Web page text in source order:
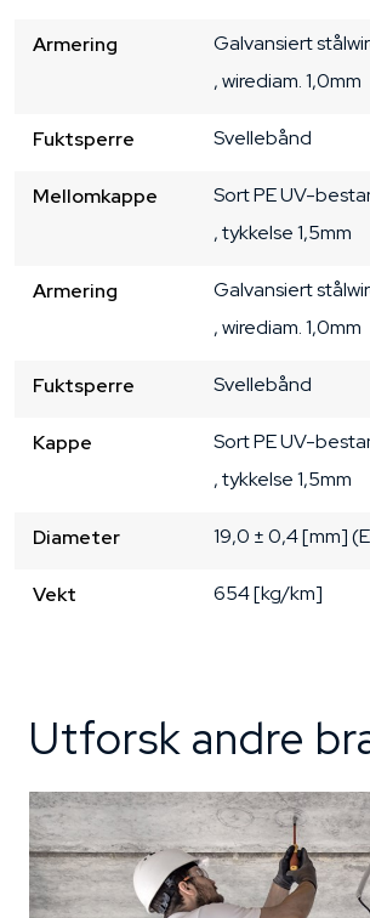
Armering
Galvansiert
, wirediam. 1,0mm
Fuktsperre Svellebånd
Mellomkappe SortPEUV-
, tykkelse 1,5mm
Armering
Galvansiert
, wirediam. 1,0mm
Fuktsperre Svellebånd
Kappe SortPEUV-
, tykkelse 1,5mm
Diameter 19,0 ± 0,4 [mm]
Vekt 654 [kg/km]
Utforsk andre